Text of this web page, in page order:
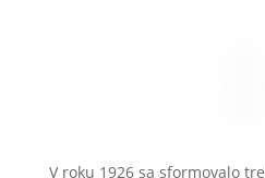
V roku 1926 sa sformovalo